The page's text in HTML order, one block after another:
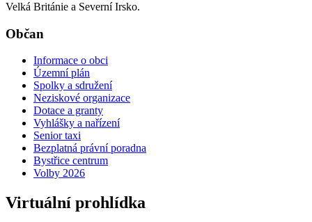
Velká Británie a Severní Irsko.
Občan
Informace o obci
Územní plán
Spolky a sdružení
Neziskové organizace
Dotace a granty
Vyhlášky a nařízení
Senior taxi
Bezplatná právní poradna
Bystřice centrum
Volby 2026
Virtuální prohlídka